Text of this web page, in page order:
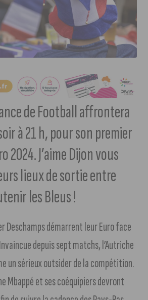
de Football affrontera
à 21 h, pour son premier
2024. J’aime Dijon vous
lieux de sortie entre
les Bleus !
Deschamps démarrent leur Euro face
depuis sept matchs, l’Autriche
un sérieux outsider de la compétition.
Mbappé et ses coéquipiers devront